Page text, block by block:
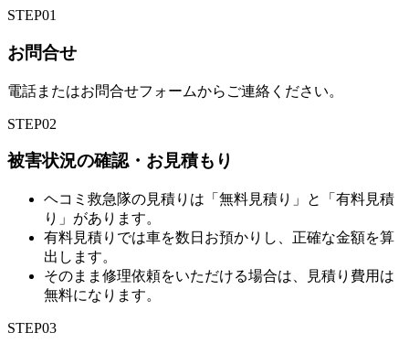
STEP01
お問合せ
電話またはお問合せフォームからご連絡ください。
STEP02
被害状況の確認・お見積もり
ヘコミ救急隊の見積りは「無料見積り」と「有料見積
り」があります。
有料見積りでは車を数日お預かりし、正確な金額を算
出します。
そのまま修理依頼をいただける場合は、見積り費用は
無料になります。
STEP03